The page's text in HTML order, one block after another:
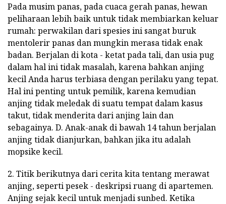
Pada musim panas, pada cuaca gerah panas, hewan
peliharaan lebih baik untuk tidak membiarkan keluar
rumah: perwakilan dari spesies ini sangat buruk
mentolerir panas dan mungkin merasa tidak enak
badan. Berjalan di kota - ketat pada tali, dan usia pug
dalam hal ini tidak masalah, karena bahkan anjing
kecil Anda harus terbiasa dengan perilaku yang tepat.
Hal ini penting untuk pemilik, karena kemudian
anjing tidak meledak di suatu tempat dalam kasus
takut, tidak menderita dari anjing lain dan
sebagainya. D. Anak-anak di bawah 14 tahun berjalan
anjing tidak dianjurkan, bahkan jika itu adalah
mopsike kecil.
2. Titik berikutnya dari cerita kita tentang merawat
anjing, seperti pesek - deskripsi ruang di apartemen.
Anjing sejak kecil untuk menjadi sunbed. Ketika